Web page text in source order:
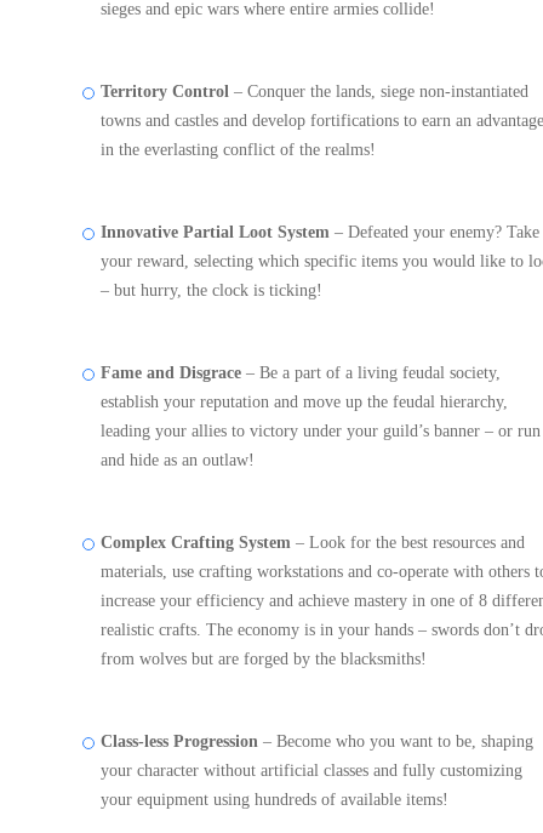
sieges and epic wars where entire armies collide!
Territory Control – Conquer the lands, siege non-instantiated
towns and castles and develop fortifications to earn an advantage
in the everlasting conflict of the realms!
Innovative Partial Loot System – Defeated your enemy? Take
your reward, selecting which specific items you would like to
– but hurry, the clock is ticking!
Fame and Disgrace – Be a part of a living feudal society,
establish your reputation and move up the feudal hierarchy,
leading your allies to victory under your guild’s banner – or run
and hide as an outlaw!
Complex Crafting System – Look for the best resources and
materials, use crafting workstations and co-operate with others
increase your efficiency and achieve mastery in one of 8
realistic crafts. The economy is in your hands – swords don’t
from wolves but are forged by the blacksmiths!
Class-less Progression – Become who you want to be, shaping
your character without artificial classes and fully customizing
your equipment using hundreds of available items!